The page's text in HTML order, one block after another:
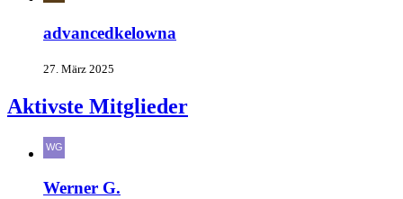
advancedkelowna
27. März 2025
Aktivste Mitglieder
Werner G.